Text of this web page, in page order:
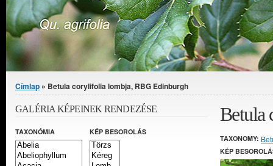
Jelenlegi hely
Címlap » Betula corylifolia lombja, RBG Edinburgh
Betula
TAXONOMY:
KÉP
GALÉRIA KÉPEINEK RENDEZÉSE
TAXONÓMIA KÉP BESOROLÁS